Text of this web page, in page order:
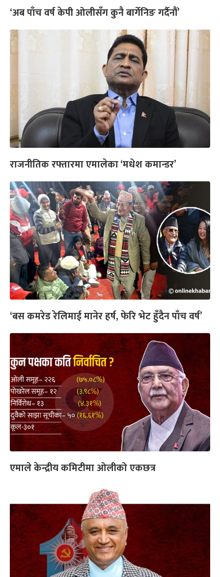
‘अब पाँच वर्ष केपी ओलीसँग कुनै बार्गेनिङ गर्दैनौं’
राजनीतिक रफ्तारमा एमालेका ‘मधेश कमान्डर’
‘बस कमरेड रेलिमाई मानेर हर्ष, फेरि भेट हुँदैन पाँच वर्ष’
एमाले केन्द्रीय कमिटीमा ओलीको एकछत्र